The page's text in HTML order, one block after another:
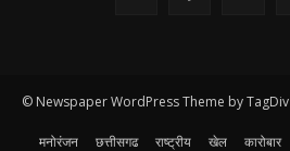
© Newspaper WordPress Theme by TagDiv
मनोरंजन छत्तीसगढ राष्ट्रीय खेल कारोबार